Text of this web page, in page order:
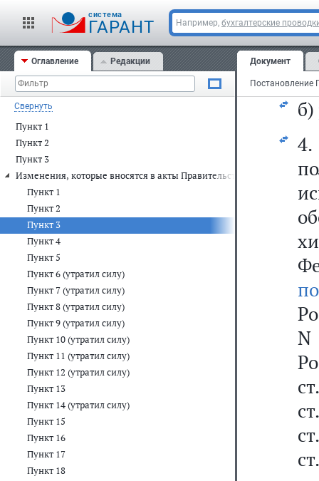
cистема
ГАРАНТ Например, бухгалтерские
Оглавление Редакции
Свернуть
Пункт 1
Пункт 2
Пункт 3
Изменения, которые вносятся в акты Правительства Российской
Пункт 1
Пункт 2
Пункт 3
Пункт 4
Пункт 5
Пункт 6 (утратил силу)
Пункт 7 (утратил силу)
Пункт 8 (утратил силу)
Пункт 9 (утратил силу)
Пункт 10 (утратил силу)
Пункт 11 (утратил силу)
Пункт 12 (утратил силу)
Пункт 13
Пункт 14 (утратил силу)
Пункт 15
Пункт 16
Пункт 17
Пункт 18
Документ
б)
N